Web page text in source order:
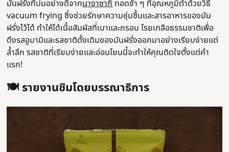
มันฝรั่งที่บ่มอย่างดีจากนางาซากิ ทอดช้า ๆ ที่อุณหภูมิต่ำด้วยวิธี
vacuum frying ซึ่งช่วยรักษาความชุ่มชื้นและสารอาหารของมัน
ฝรั่งไว้ได้ ทำให้ได้เนื้อสัมผัสที่เบาและกรอบ โรยเกลือธรรมชาติเพื่อ
ดึงรสอูมามิและรสชาติดั้งเดิมของมันฝรั่งออกมาอย่างเรียบง่ายแต่
ล้ำลึก รสชาติที่เรียบง่ายและอ่อนโยนนี้จะทำให้คุณติดใจตั้งแต่คำ
แรก!
🍽️ รายงานชิมโดยบรรณาธิการ